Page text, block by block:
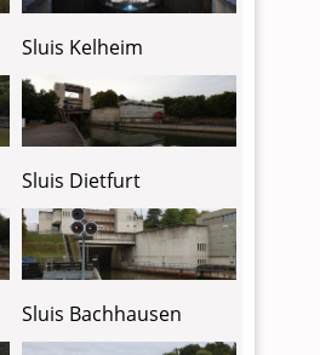
Sluis Kelheim
Sluis Dietfurt
Sluis Bachhausen